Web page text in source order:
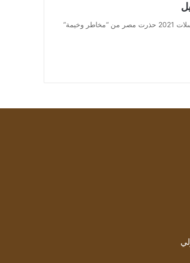
من صحيفة اشراق العالم 24:[ad_1] إعلان: شاهد أجمل الأفلام والمسلسلات 2021 حذرت مصر من “مخاطر وخيمة”